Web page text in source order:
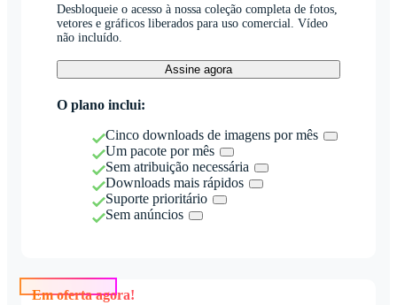
Desbloqueie o acesso à nossa coleção completa de fotos,
vetores e gráficos liberados para uso comercial. Vídeo
não incluído.
Assine agora
O plano inclui:
Cinco downloads de imagens por mês
Um pacote por mês
Sem atribuição necessária
Downloads mais rápidos
Suporte prioritário
Sem anúncios